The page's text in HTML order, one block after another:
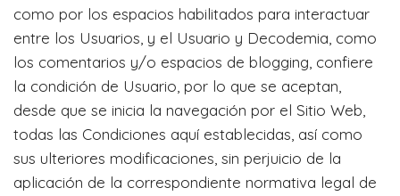
como por los espacios habilitados para interactuar
entre los Usuarios, y el Usuario y Decodemia, como
los comentarios y/o espacios de blogging, confiere
la condición de Usuario, por lo que se aceptan,
desde que se inicia la navegación por el Sitio Web,
todas las Condiciones aquí establecidas, así como
sus ulteriores modificaciones, sin perjuicio de la
aplicación de la correspondiente normativa legal de